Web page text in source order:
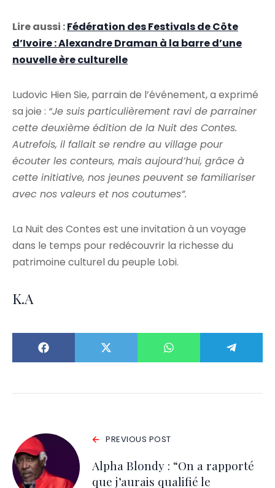
Lire aussi :Fédération des Festivals de Côte
d’Ivoire : Alexandre Draman à la barre d’une
nouvelle ère culturelle
Ludovic Hien Sie, parrain de l’événement, a exprimé
sa joie : “Je suis particulièrement ravi de parrainer
cette deuxième édition de la Nuit des Contes.
Autrefois, il fallait se rendre au village pour
écouter les conteurs, mais aujourd’hui, grâce à
cette initiative, nos jeunes peuvent se familiariser
avec nos valeurs et nos coutumes”.
La Nuit des Contes est une invitation à un voyage
dans le temps pour redécouvrir la richesse du
patrimoine culturel du peuple Lobi.
K.A
PREVIOUS POST
Alpha Blondy : “On a rapporté
que j’aurais qualifié le